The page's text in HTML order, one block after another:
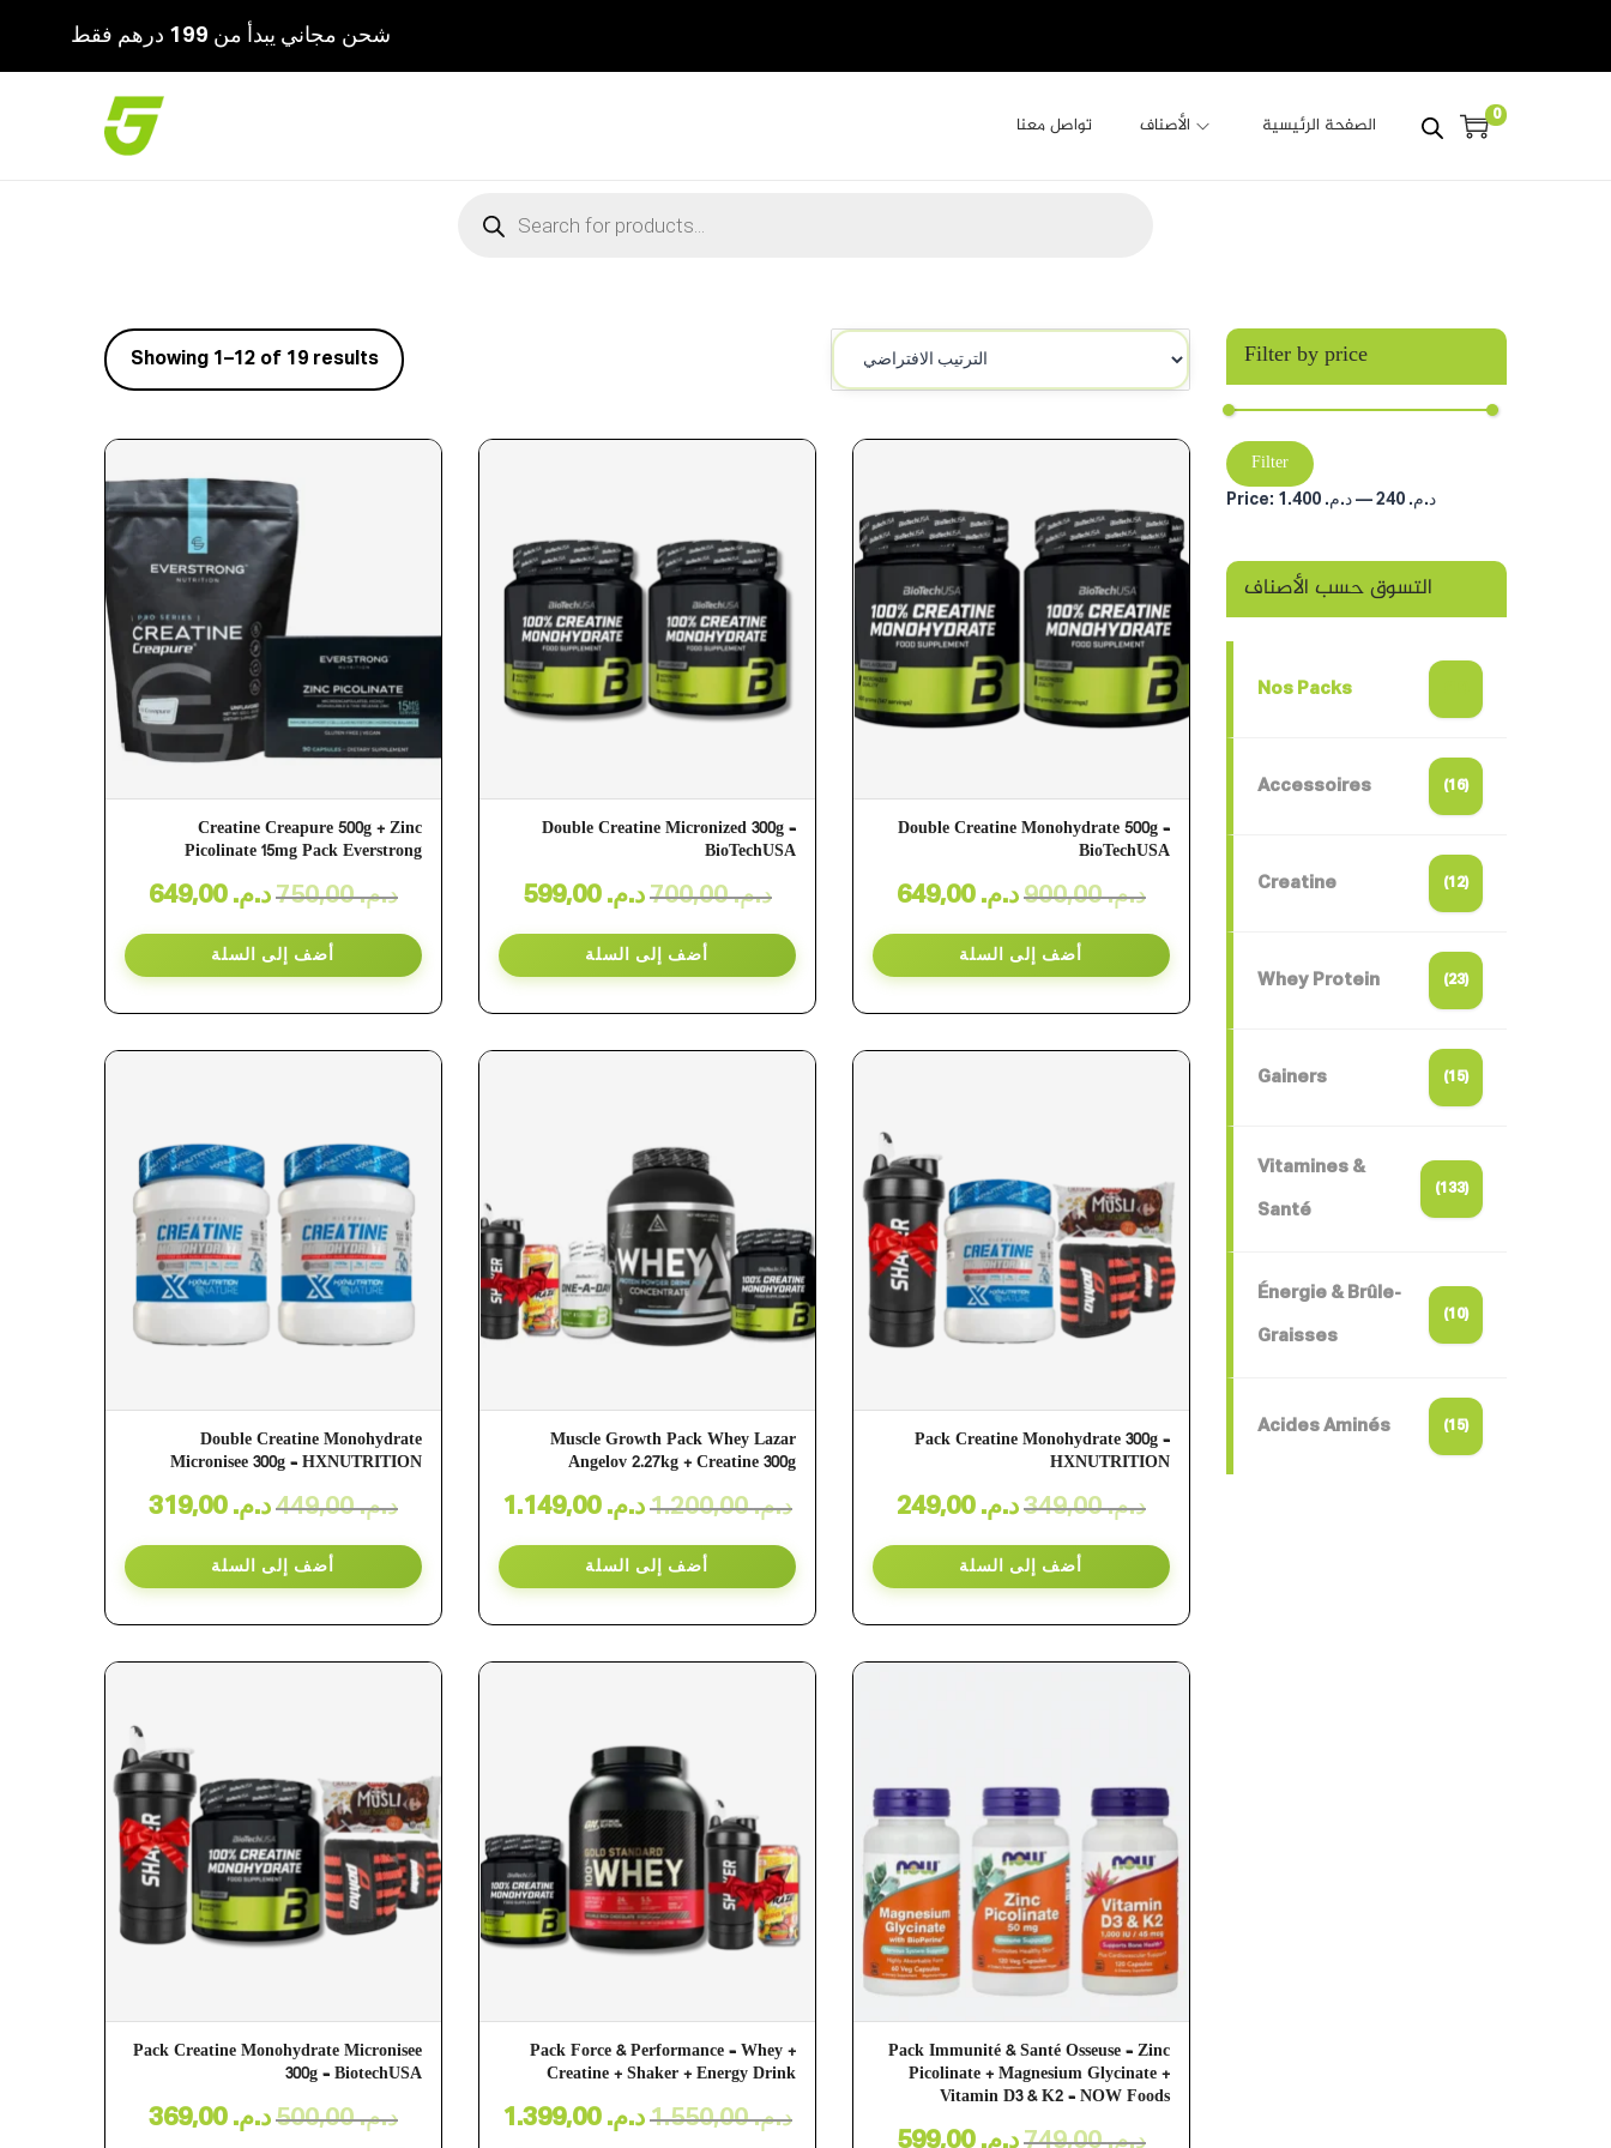
تواصل معنا الأصناف الصفحة الرئيسية 0
Showing 1 –12of 19 results
Creatine Creapure 500g + Zinc
Picolinate 15mg Pack Everstrong
د.م.750,00 د.م. 649,00
أضف إلى السلة
Double Creatine Micronized 300g –
BioTechUSA
د.م.700,00 د.م. 599,00
أضف إلى السلة
Double Creatine Monohydrate 500g –
BioTechUSA
د.م.900,00 د.م. 649,00
أضف إلى السلة
Double Creatine Monohydrate
Micronisee 300g – HXNUTRITION
د.م.449,00 د.م. 319,00
أضف إلى السلة
Muscle Growth Pack Whey Lazar
Angelov 2.27kg + Creatine 300g
د.م.1.200,00 د.م. 1.149,00
أضف إلى السلة
Pack Creatine Monohydrate 300g –
HXNUTRITION
د.م.349,00 د.م. 249,00
أضف إلى السلة
Pack Creatine Monohydrate Micronisee
300g – BiotechUSA
د.م.500,00 د.م. 369,00
Pack Force & Performance – Whey +
Creatine + Shaker + Energy Drink
د.م.1.550,00 د.م. 1.399,00
Pack Immunité & Santé Osseuse – Zinc
Picolinate + Magnesium Glycinate +
Vitamin D3 & K2 – NOW Foods
د.م.749,00 د.م. 599,00
Filter by price
Filter
Price: د.م. 240 — د.م. 1.400
التسوق حسب الأصناف
Nos Packs
Accessoires (16)
Creatine (12)
Whey Protein (23)
Gainers (15)
Vitamines &
Santé
(133)
Énergie & Brûle-
Graisses
(10)
Acides Aminés (15)